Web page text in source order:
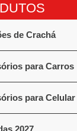
de Crachá
para Carros
para Celular
2027